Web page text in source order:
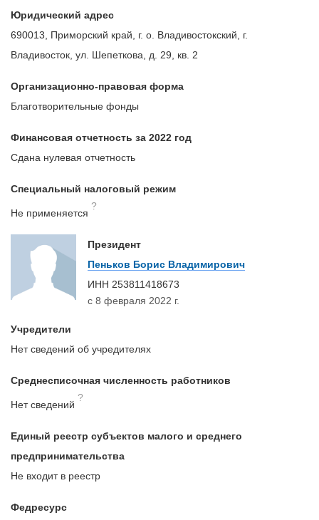
Юридический адрес
690013, Приморский край, г. о. Владивостокский, г.
Владивосток, ул. Шепеткова, д. 29, кв. 2
Организационно-правовая форма
Благотворительные фонды
Финансовая отчетность за 2022 год
Сдана нулевая отчетность
Специальный налоговый режим
Не применяется
?
Президент
Пеньков Борис Владимирович
ИНН 253811418673
с 8 февраля 2022 г.
Учредители
Нет сведений об учредителях
Среднесписочная численность работников
Нет сведений
?
Единый реестр субъектов малого и среднего
предпринимательства
Не входит в реестр
Федресурс